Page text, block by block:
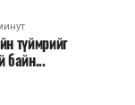
түймрийг
байн...